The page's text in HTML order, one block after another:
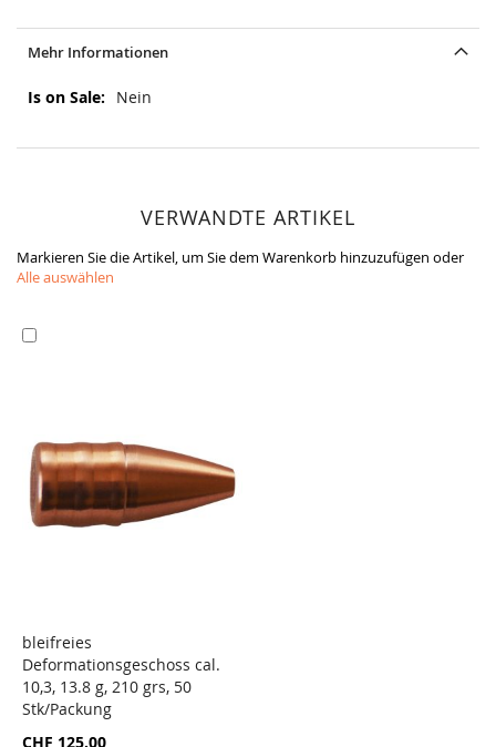
Mehr Informationen
Mehr
Nein
VERWANDTE ARTIKEL
Markieren Sie die Artikel, um Sie dem Warenkorb hinzuzufügen oder
Alle auswählen
ZUR
VERGLEICHSLISTE
HINZUFÜGEN
bleifreies
Deformationsgeschoss cal.
10,3, 13.8 g, 210 grs, 50
Stk/Packung
CHF 125.00